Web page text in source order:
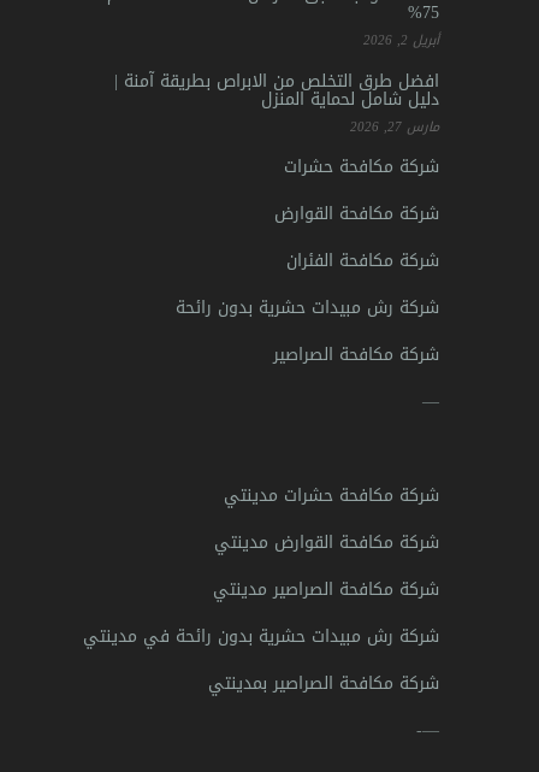
75%
أبريل 2, 2026
افضل طرق التخلص من الابراص بطريقة آمنة |
دليل شامل لحماية المنزل
مارس 27, 2026
شركة مكافحة حشرات
شركة مكافحة القوارض
شركة مكافحة الفئران
شركة رش مبيدات حشرية بدون رائحة
شركة مكافحة الصراصير
—
شركة مكافحة حشرات مدينتي
شركة مكافحة القوارض مدينتي
شركة مكافحة الصراصير مدينتي
شركة رش مبيدات حشرية بدون رائحة في مدينتي
شركة مكافحة الصراصير بمدينتي
—-